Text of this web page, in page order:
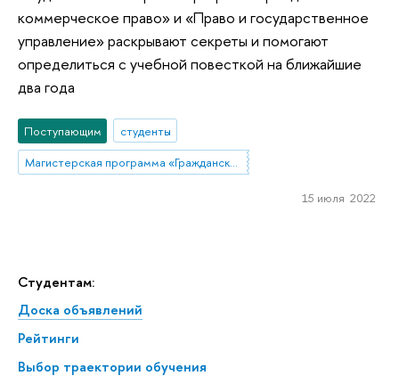
Студентам:
Доска объявлений
Рейтинги
Выбор траектории обучения
коммерческое право» и «Право и государственное
управление» раскрывают секреты и помогают
определиться с учебной повесткой на ближайшие
два года
Поступающим
студенты
Магистерская программа «Гражданское и коммерческое право»
15 июля 2022